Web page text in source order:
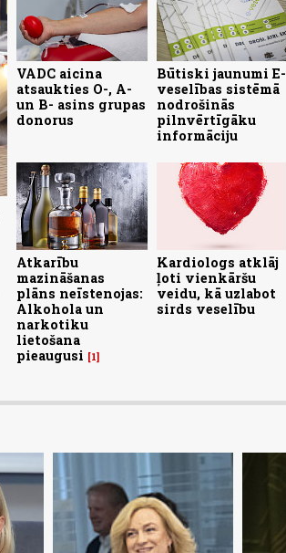
VADC aicina
atsaukties O-, A-
un B- asins grupas
donorus
Būtiski jaunumi E-
veselības sistēmā
nodrošinās
pilnvērtīgāku
informāciju
Atkarību
mazināšanas
plāns neīstenojas:
Alkohola un
narkotiku
lietošana
pieaugusi
1
Kardiologs atklāj
ļoti vienkāršu
veidu, kā uzlabot
sirds veselību